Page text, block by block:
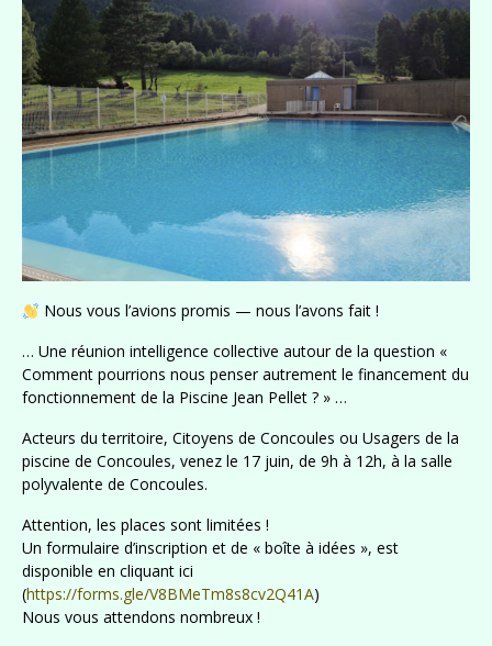
Nous vous l’avions promis — nous l’avons fait !
… Une réunion intelligence collective autour de la question «
Comment pourrions nous penser autrement le financement du
fonctionnement de la Piscine Jean Pellet ? » …
Acteurs du territoire, Citoyens de Concoules ou Usagers de la
piscine de Concoules, venez le 17 juin, de 9h à 12h, à la salle
polyvalente de Concoules.
Attention, les places sont limitées !
Un formulaire d’inscription et de « boîte à idées », est
disponible en cliquant ici
(https://forms.gle/V8BMeTm8s8cv2Q41A)
Nous vous attendons nombreux !